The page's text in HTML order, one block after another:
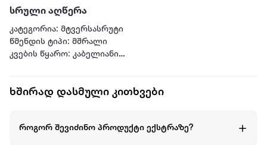
სრული აღწერა
კატეგორია: მტვერსასრუტი
წმენდის ტიპი: მშრალი
კვების წყარო: კაბელიანი
ბრენდი: DREAME
ტექნიკური მახასიათებლები
ხშირად დასმული კითხვები
როგორ შევიძინო პროდუქტი ექსტრაზე?